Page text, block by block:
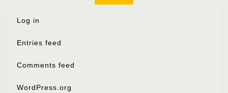
Log in
Entries feed
Comments feed
WordPress.org